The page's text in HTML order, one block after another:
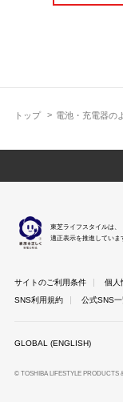
トップ 電池・充電器の
東芝ライフスタイルは、
適正表示を推進していま
サイトのご利用条件 個人
SNS利用規約
公式SNS
GLOBAL (ENGLISH)
© TOSHIBA LIFESTYLE PRODUCTS